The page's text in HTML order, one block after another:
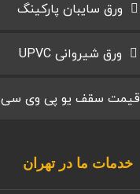
ورق سایبان پارکینگ
ورق شیروانی UPVC
قیمت سقف یو پی وی سی
خدمات ما در تهران